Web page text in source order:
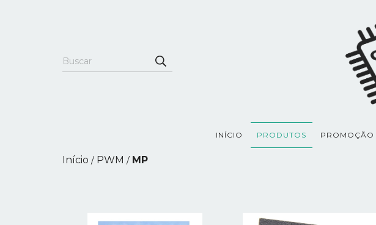
INÍCIO PRODUTOS PROMOÇÃO
Início / PWM / MP